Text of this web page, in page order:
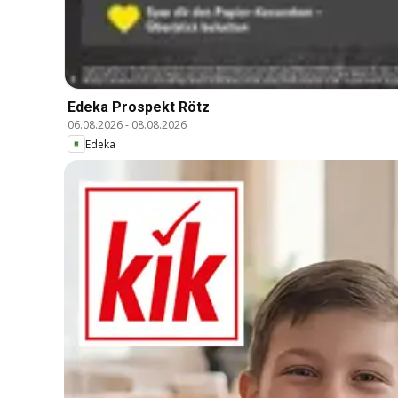
Edeka Prospekt Rötz
06.08.2026- 08.08.2026
Edeka